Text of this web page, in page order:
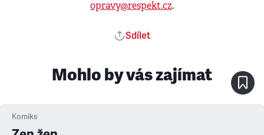
opravy@respekt.cz.
Sdílet
Mohlo by vás zajímat
Komiks